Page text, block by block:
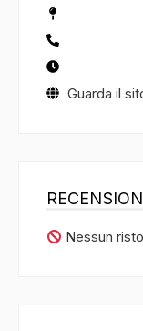
Guarda il
Nessun